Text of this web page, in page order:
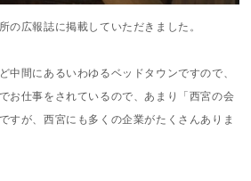
の広報誌に掲載していただきました。
中間にあるいわゆるベッドタウンですので、
お仕事をされているので、あまり「西宮の会
すが、西宮にも多くの企業がたくさんありま